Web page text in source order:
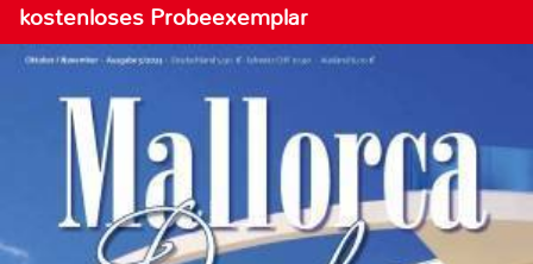
kostenloses Probeexemplar